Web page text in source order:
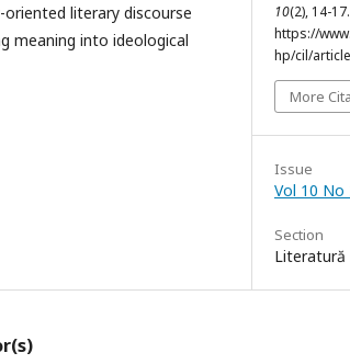
literary discourse
meaning into ideological
10(2), 14-
https://
hp/cil/
More
Issue
Vol 10 No
Section